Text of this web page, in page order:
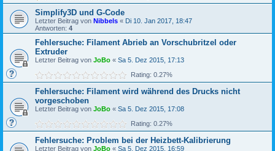
Simplify3D und G-Code
Letzter Beitrag von Nibbels « Di 10. Jan 2017, 18:47
Antworten: 4
Fehlersuche: Filament Abrieb an Vorschubritzel oder
Extruder
Letzter Beitrag von JoBo « Sa 5. Dez 2015, 17:13
Rating: 0.27%
Fehlersuche: Filament wird während des Drucks nicht
vorgeschoben
Letzter Beitrag von JoBo « Sa 5. Dez 2015, 17:08
Rating: 0.27%
Fehlersuche: Problem bei der Heizbett-Kalibrierung
Letzter Beitrag von JoBo « Sa 5. Dez 2015, 16:59